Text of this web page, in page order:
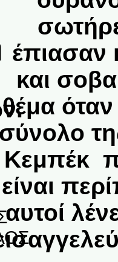
έπιασαν
και
θέμα
σύνολο
Κεμπέκ
είναι
αυτοί